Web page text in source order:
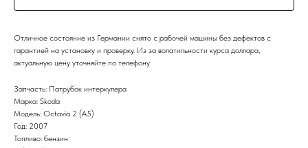
Отличное состояние из Германии снято с рабочей машины без дефектов с
гарантией на установку и проверку. Из за волатильности курса доллара,
актуальную цену уточняйте по телефону
Запчасть: Патрубок интеркулера
Марка: Skoda
Модель: Octavia 2 (A5)
Год: 2007
Топливо: бензин